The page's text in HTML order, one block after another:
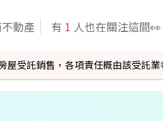
動產 有 1 人也在關注這間👀
受託銷售，各項責任概由該受託